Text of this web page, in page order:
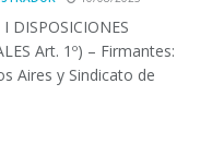
DISPOSICIONES
Art. 1º) – Firmantes:
Aires y Sindicato de